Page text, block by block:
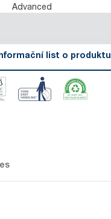
Advanced
list o produktu